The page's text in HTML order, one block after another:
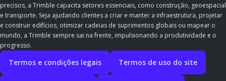
precisos, a Trimble capacita setores essenciais, como construção, geoespacial
e transporte. Seja ajudando clientes a criar e manter a infraestrutura, projetar
e construir edifícios, otimizar cadeias de suprimentos globais ou mapear o
mundo, a Trimble sempre sai na frente, impulsionando a produtividade e o
progresso.
Termos e condições legais Termos de uso do site